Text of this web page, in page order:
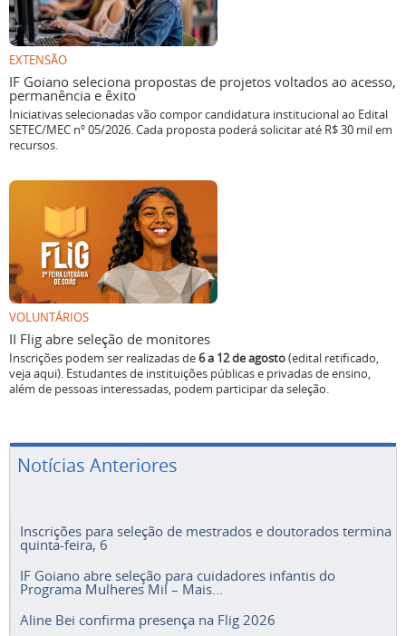
EXTENSÃO
IF Goiano seleciona propostas de projetos voltados ao acesso,
permanência e êxito
Iniciativas selecionadas vão compor candidatura institucional ao Edital
SETEC/MEC nº 05/2026. Cada proposta poderá solicitar até R$ 30 mil em
recursos.
VOLUNTÁRIOS
II Flig abre seleção de monitores
Inscrições podem ser realizadas de6 a 12 de agosto(edital retificado,
veja aqui). Estudantes de instituições públicas e privadas de ensino,
além de pessoas interessadas, podem participar da seleção.
Notícias Anteriores
Inscrições para seleção de mestrados e doutorados termina
quinta-feira, 6
IF Goiano abre seleção para cuidadores infantis do
Programa Mulheres Mil – Mais...
Aline Bei confirma presença na Flig 2026